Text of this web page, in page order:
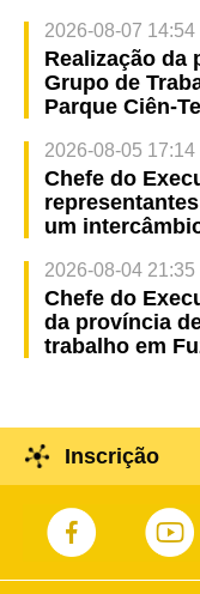
2026-08-07 14:54
Realização da
Grupo de
Parque Ciên-
2026-08-05 17:14
Chefe do
um
2026-08-04 21:35
Chefe do
da província
trabalho em
Inscrição